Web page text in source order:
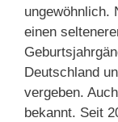
ungewöhnlich.
einen
Deutschland
vergeben.
bekannt. Seit